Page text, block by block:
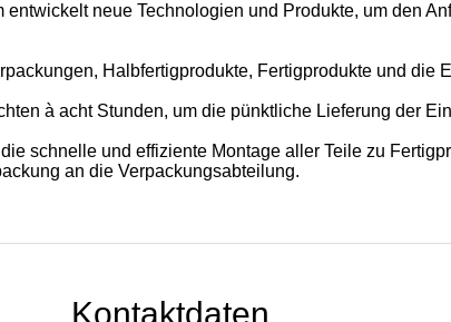
neue Technologien und Produkte, um den
Halbfertigprodukte, Fertigprodukte und die
à acht Stunden, um die pünktliche Lieferung der
schnelle und effiziente Montage aller Teile zu
an die Verpackungsabteilung.
Kontaktdaten